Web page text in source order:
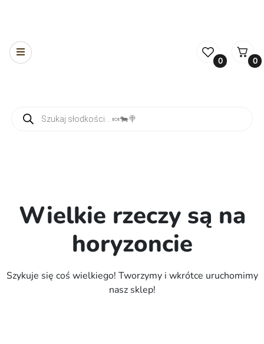
0 0
Wielkie rzeczy są na
horyzoncie
Szykuje się coś wielkiego! Tworzymy i wkrótce uruchomimy
nasz sklep!